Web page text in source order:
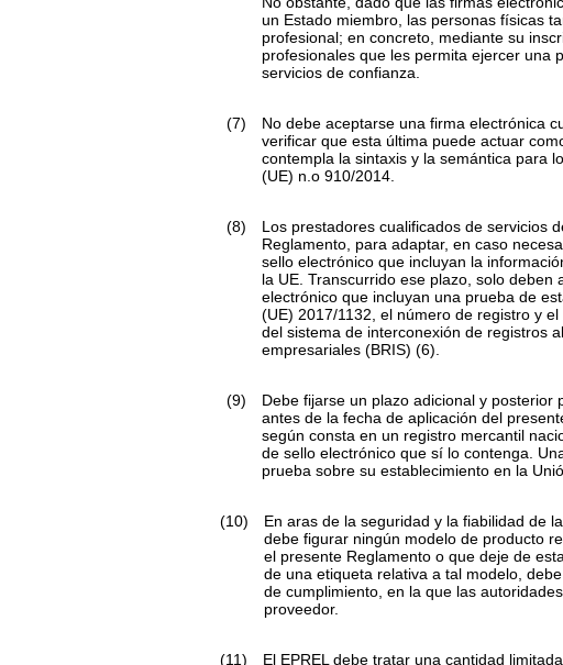
un Estado miembro, las personas físicas
profesional; en concreto, mediante su
profesionales que les permita ejercer una
servicios de confianza.
(7)
No debe aceptarse una firma electrónica
verificar que esta última puede actuar
contempla la sintaxis y la semántica para
(UE) n.o 910/2014.
(8)
Los prestadores cualificados de servicios
Reglamento, para adaptar, en caso
sello electrónico que incluyan la
la UE. Transcurrido ese plazo, solo
electrónico que incluyan una prueba de
(UE) 2017/1132, el número de registro y
del sistema de interconexión de registros
empresariales (BRIS)(6)
(9)
Debe fijarse un plazo adicional y
antes de la fecha de aplicación del
según consta en un registro mercantil
de sello electrónico que sí lo contenga.
prueba sobre su establecimiento en la
(10)
En aras de la seguridad y la fiabilidad de
debe figurar ningún modelo de producto
el presente Reglamento o que deje de
de una etiqueta relativa a tal modelo,
de cumplimiento, en la que las
proveedor.
(11)
El EPREL debe tratar una cantidad